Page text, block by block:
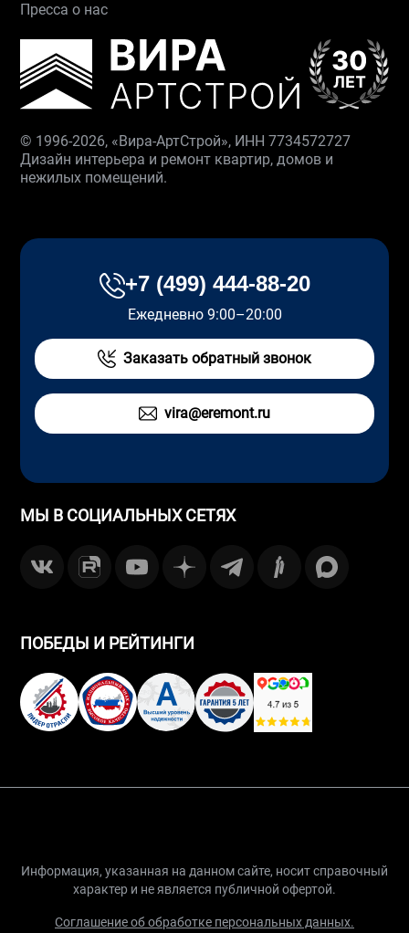
Пресса о нас
© 1996-2026, «Вира-АртСтрой», ИНН 7734572727
Дизайн интерьера и ремонт квартир, домов и
нежилых помещений.
+7 (499) 444-88-20
Ежедневно 9:00–20:00
Заказать обратный звонок
vira@eremont.ru
МЫ В СОЦИАЛЬНЫХ СЕТЯХ
ПОБЕДЫ И РЕЙТИНГИ
Информация, указанная на данном сайте, носит справочный
характер и не является публичной офертой.
Соглашение об обработке персональных данных.